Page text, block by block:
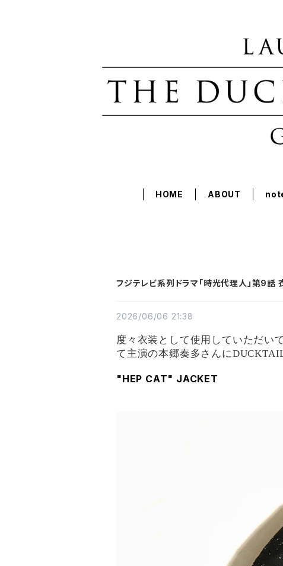
HOME ABOUT
フジテレビ系列ドラマ「時光代理人」第9話
2026/06/06 21:38
度々衣装として使用していただい
て主演の本郷奏多さんに
"HEP CAT" JACKET